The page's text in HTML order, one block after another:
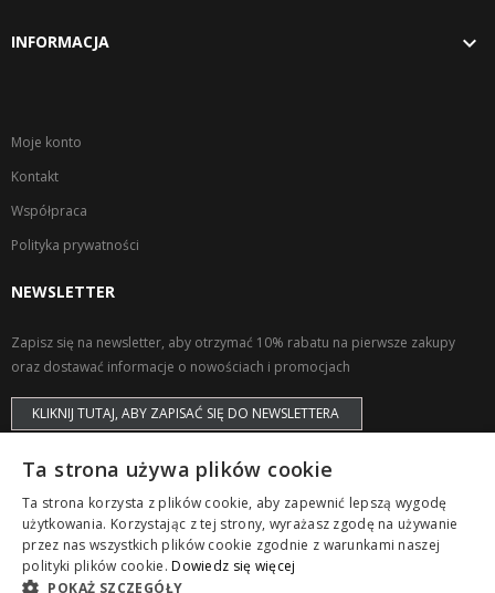
INFORMACJA 
Moje konto
Kontakt
Współpraca
Polityka prywatności
NEWSLETTER
Zapisz się na newsletter, aby otrzymać 10% rabatu na pierwsze zakupy
oraz dostawać informacje o nowościach i promocjach
KLIKNIJ TUTAJ, ABY ZAPISAĆ SIĘ DO NEWSLETTERA
Copyright © ZAPS. All Rights Reserved.
Ta strona używa plików cookie
Ta strona korzysta z plików cookie, aby zapewnić lepszą wygodę
użytkowania. Korzystając z tej strony, wyrażasz zgodę na używanie
przez nas wszystkich plików cookie zgodnie z warunkami naszej
polityki plików cookie.Dowiedz się więcej
POKAŻ SZCZEGÓŁY